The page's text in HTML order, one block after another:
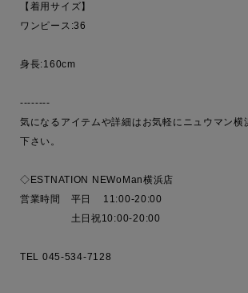
【着用サイズ】
ワンピース:36
身長:160cm
--------
気になるアイテムや詳細はお気軽にニュウマン横
下さい。
◇ESTNATION NEWoMan横浜店
営業時間　平日    11:00-20:00
土日祝10:00-20:00